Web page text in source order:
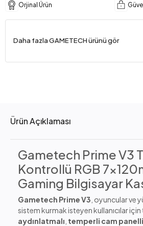
Orjinal Ürün
Daha fazla GAMETECH ürünü gör
Ürün Açıklaması
Gametech Prime V3
Kontrollü RGB
Gaming Bilgisayar
Gametech Prime V3 , oyuncular ve
sistem kurmak isteyen kullanıcılar için
aydınlatmalı temperli cam panelli